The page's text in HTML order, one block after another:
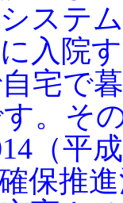
ステ
入院
宅で
。そ
（平
保推